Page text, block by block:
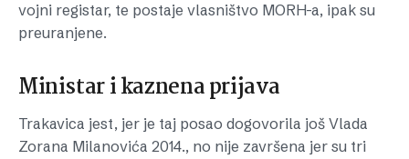
vojni registar, te postaje vlasništvo MORH-a, ipak su
preuranjene.
Ministar i kaznena prijava
Trakavica jest, jer je taj posao dogovorila još Vlada
Zorana Milanovića 2014., no nije završena jer su tri